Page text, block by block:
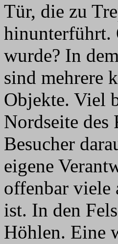
Tür, die zu
hinunterführt.
wurde? In
sind mehrere
Objekte. Viel
Nordseite des
Besucher
eigene
offenbar viele
ist. In den
Höhlen. Eine